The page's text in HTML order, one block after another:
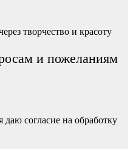
творчество и красоту
и пожеланиям
согласие на обработку